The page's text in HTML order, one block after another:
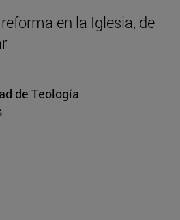
en la Iglesia, de
de Teología